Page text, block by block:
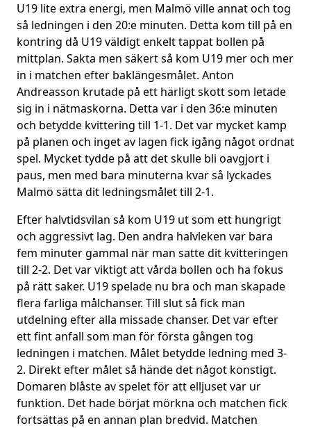
U19 lite extra energi, men Malmö ville annat och tog
så ledningen i den 20:e minuten. Detta kom till på en
kontring då U19 väldigt enkelt tappat bollen på
mittplan. Sakta men säkert så kom U19 mer och mer
in i matchen efter baklängesmålet. Anton
Andreasson krutade på ett härligt skott som letade
sig in i nätmaskorna. Detta var i den 36:e minuten
och betydde kvittering till 1-1. Det var mycket kamp
på planen och inget av lagen fick igång något ordnat
spel. Mycket tydde på att det skulle bli oavgjort i
paus, men med bara minuterna kvar så lyckades
Malmö sätta dit ledningsmålet till 2-1.
Efter halvtidsvilan så kom U19 ut som ett hungrigt
och aggressivt lag. Den andra halvleken var bara
fem minuter gammal när man satte dit kvitteringen
till 2-2. Det var viktigt att vårda bollen och ha fokus
på rätt saker. U19 spelade nu bra och man skapade
flera farliga målchanser. Till slut så fick man
utdelning efter alla missade chanser. Det var efter
ett fint anfall som man för första gången tog
ledningen i matchen. Målet betydde ledning med 3-
2. Direkt efter målet så hände det något konstigt.
Domaren blåste av spelet för att elljuset var ur
funktion. Det hade börjat mörkna och matchen fick
fortsättas på en annan plan bredvid. Matchen